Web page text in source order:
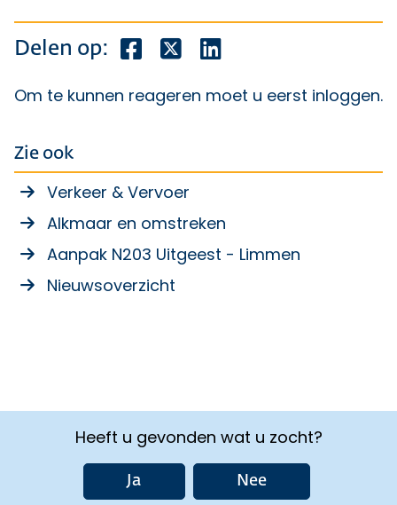
Delen op: Deel dit bericht op Facebook
Deel dit bericht op X
Om te kunnen reageren moet u eerst inloggen.
Zie ook
Verkeer & Vervoer
Alkmaar en omstreken
Aanpak N203 Uitgeest - Limmen
Nieuwsoverzicht
Heeft u gevonden wat u zocht?
Ja Nee